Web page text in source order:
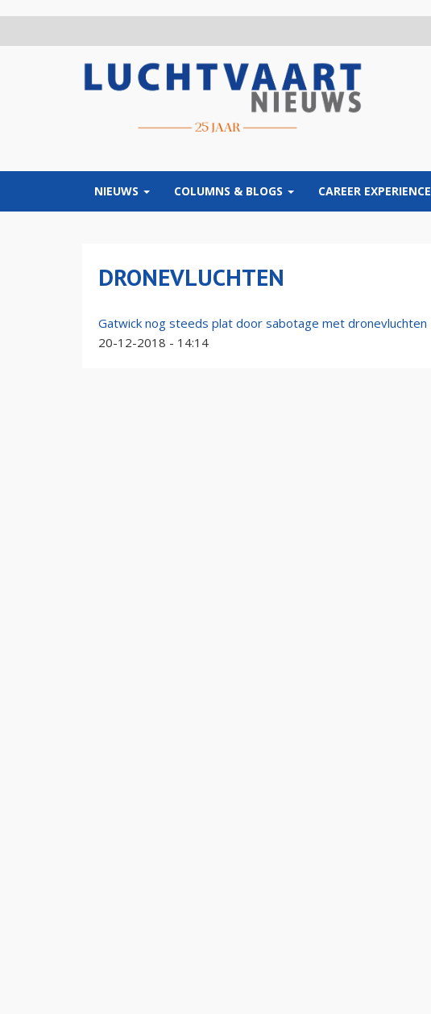
NIEUWS COLUMNS & BLOGS CAREER EXPERIENCE
DRONEVLUCHTEN
Gatwick nog steeds plat door sabotage met dronevluchten
20-12-2018 - 14:14